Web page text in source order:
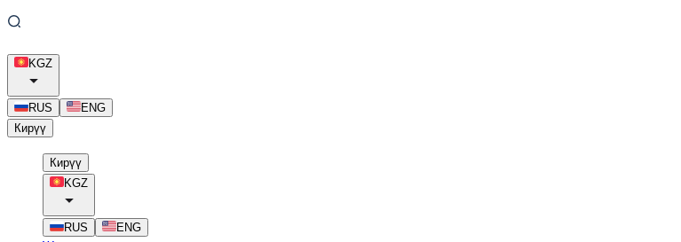
KGZ
RUS
ENG
Кирүү
Кирүү
KGZ
RUS ENG